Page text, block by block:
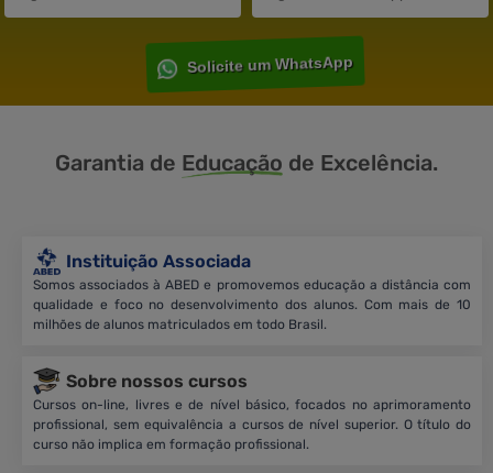
Solicite um WhatsApp
Garantia de Educação de Excelência.
Instituição Associada
Somos associados à ABED e promovemos educação a distância com
qualidade e foco no desenvolvimento dos alunos. Com mais de 10
milhões de alunos matriculados em todo Brasil.
Sobre nossos cursos
Cursos on-line, livres e de nível básico, focados no aprimoramento
profissional, sem equivalência a cursos de nível superior. O título do
curso não implica em formação profissional.